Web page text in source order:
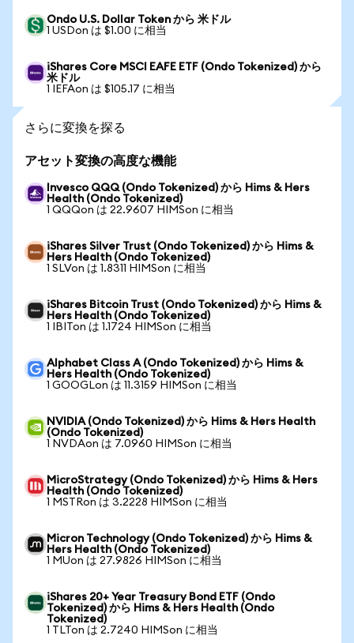
Ondo U.S. Dollar Token から 米ドル
1 USDon は $1.00 に相当
iShares Core MSCI EAFE ETF (Ondo Tokenized) から
米ドル
1 IEFAon は $105.17 に相当
さらに変換を探る
アセット変換の高度な機能
Invesco QQQ (Ondo Tokenized) から Hims & Hers
Health (Ondo Tokenized)
1 QQQon は 22.9607 HIMSon に相当
iShares Silver Trust (Ondo Tokenized) から Hims &
Hers Health (Ondo Tokenized)
1 SLVon は 1.8311 HIMSon に相当
iShares Bitcoin Trust (Ondo Tokenized) から Hims &
Hers Health (Ondo Tokenized)
1 IBITon は 1.1724 HIMSon に相当
Alphabet Class A (Ondo Tokenized) から Hims &
Hers Health (Ondo Tokenized)
1 GOOGLon は 11.3159 HIMSon に相当
NVIDIA (Ondo Tokenized) から Hims & Hers Health
(Ondo Tokenized)
1 NVDAon は 7.0960 HIMSon に相当
MicroStrategy (Ondo Tokenized) から Hims & Hers
Health (Ondo Tokenized)
1 MSTRon は 3.2228 HIMSon に相当
Micron Technology (Ondo Tokenized) から Hims &
Hers Health (Ondo Tokenized)
1 MUon は 27.9826 HIMSon に相当
iShares 20+ Year Treasury Bond ETF (Ondo
Tokenized) から Hims & Hers Health (Ondo
Tokenized)
1 TLTon は 2.7240 HIMSon に相当